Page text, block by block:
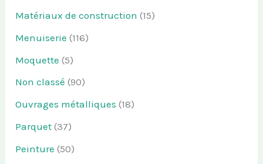
Matériaux de construction (15)
Menuiserie (116)
Moquette (5)
Non classé (90)
Ouvrages métalliques (18)
Parquet (37)
Peinture (50)